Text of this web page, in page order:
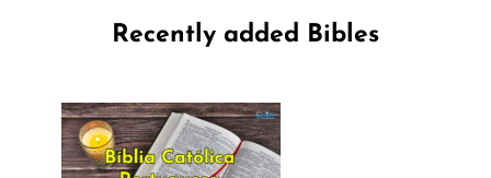
Recently added Bibles